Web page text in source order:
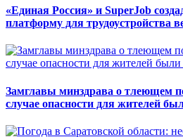
«Единая Россия» и SuperJob
платформу для трудоустройства
Замглавы минздрава о тлеющем
случае опасности для жителей